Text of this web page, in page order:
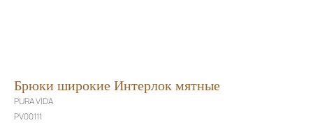
Брюки широкие Интерлок мятные
PURA VIDA
PV00111